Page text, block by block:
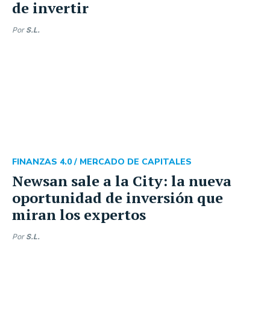
de invertir
Por S.L.
Newsan sale a la City: la nueva
oportunidad de inversión que
miran los expertos
FINANZAS 4.0 / MERCADO DE CAPITALES
Por S.L.